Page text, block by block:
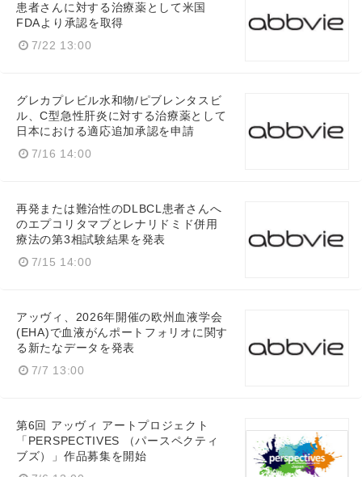
患者さんに対する治療薬として米国
FDAより承認を取得
7/22 13:00
グレカプレビル水和物/ピブレンタスビ
ル、C型急性肝炎に対する治療薬として
日本における適応追加承認を申請
7/16 14:00
再発または難治性のDLBCL患者さんへ
のエプコリタマブとレナリドミド併用
療法の第3相試験結果を発表
7/15 14:00
アッヴィ、2026年開催の欧州血液学会
(EHA)で血液がんポートフォリオに関す
る新たなデータを発表
7/7 13:00
第6回 アッヴィ アートプロジェクト
「PERSPECTIVES （パースペクティ
ブズ）」作品募集を開始